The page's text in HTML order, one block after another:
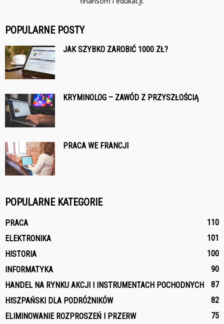
POPULARNE POSTY
JAK SZYBKO ZAROBIĆ 1000 ZŁ?
KRYMINOLOG – ZAWÓD Z PRZYSZŁOŚCIĄ
PRACA WE FRANCJI
POPULARNE KATEGORIE
PRACA
110
ELEKTRONIKA
101
HISTORIA
100
INFORMATYKA
90
HANDEL NA RYNKU AKCJI I INSTRUMENTACH POCHODNYCH
87
HISZPAŃSKI DLA PODRÓŻNIKÓW
82
ELIMINOWANIE ROZPROSZEŃ I PRZERW
75